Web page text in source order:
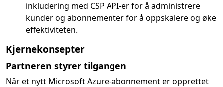
inkludering med CSP API-er for å administrere
kunder og abonnementer for å oppskalere og øke
effektiviteten.
Kjernekonsepter
Partneren styrer tilgangen
Når et nytt Microsoft Azure-abonnement er opprettet